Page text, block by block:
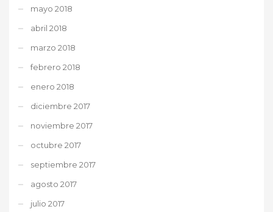
mayo 2018
abril 2018
marzo 2018
febrero 2018
enero 2018
diciembre 2017
noviembre 2017
octubre 2017
septiembre 2017
agosto 2017
julio 2017